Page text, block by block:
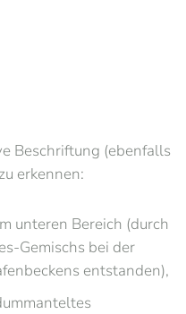
Beschriftung (ebenfalls
erkennen:
unteren Bereich (durch
Gemischs bei der
entstanden),